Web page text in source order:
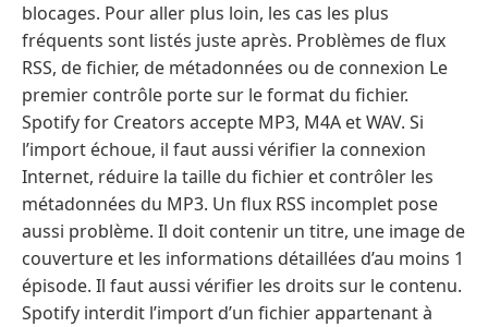
blocages. Pour aller plus loin, les cas les plus
fréquents sont listés juste après. Problèmes de flux
RSS, de fichier, de métadonnées ou de connexion Le
premier contrôle porte sur le format du fichier.
Spotify for Creators accepte MP3, M4A et WAV. Si
l’import échoue, il faut aussi vérifier la connexion
Internet, réduire la taille du fichier et contrôler les
métadonnées du MP3. Un flux RSS incomplet pose
aussi problème. Il doit contenir un titre, une image de
couverture et les informations détaillées d’au moins 1
épisode. Il faut aussi vérifier les droits sur le contenu.
Spotify interdit l’import d’un fichier appartenant à